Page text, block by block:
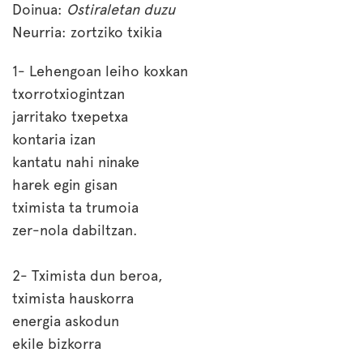
Doinua: Ostiraletan duzu
Neurria: zortziko txikia
1- Lehengoan leiho koxkan
txorrotxiogintzan
jarritako txepetxa
kontaria izan
kantatu nahi ninake
harek egin gisan
tximista ta trumoia
zer-nola dabiltzan.
2- Tximista dun beroa,
tximista hauskorra
energia askodun
ekile bizkorra